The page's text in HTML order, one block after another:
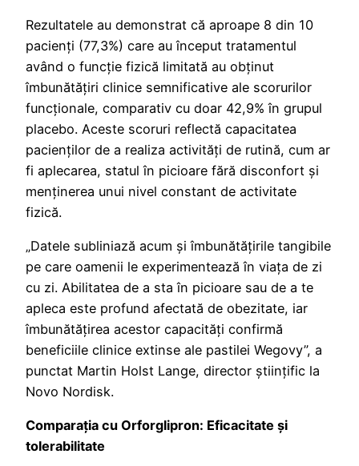
Rezultatele au demonstrat că aproape 8 din 10
pacienți (77,3%) care au început tratamentul
având o funcție fizică limitată au obținut
îmbunătățiri clinice semnificative ale scorurilor
funcționale, comparativ cu doar 42,9% în grupul
placebo. Aceste scoruri reflectă capacitatea
pacienților de a realiza activități de rutină, cum ar
fi aplecarea, statul în picioare fără disconfort și
menținerea unui nivel constant de activitate
fizică.
„Datele subliniază acum și îmbunătățirile tangibile
pe care oamenii le experimentează în viața de zi
cu zi. Abilitatea de a sta în picioare sau de a te
apleca este profund afectată de obezitate, iar
îmbunătățirea acestor capacități confirmă
beneficiile clinice extinse ale pastilei Wegovy”, a
punctat Martin Holst Lange, director științific la
Novo Nordisk.
Comparația cu Orforglipron: Eficacitate și
tolerabilitate